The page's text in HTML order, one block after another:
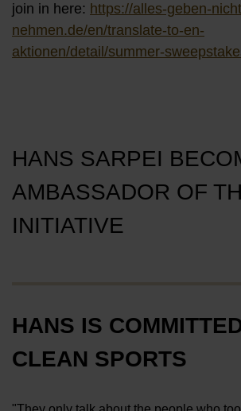
join in here: https://alles-geben-
nehmen.de/en/translate-to-en-
aktionen/detail/summer-
HANS SARPEI
AMBASSADOR OF
INITIATIVE
HANS IS
CLEAN SPORTS